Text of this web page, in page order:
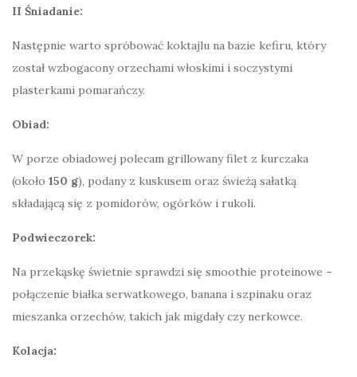
II Śniadanie:
Następnie warto spróbować koktajlu na bazie kefiru, który
został wzbogacony orzechami włoskimi i soczystymi
plasterkami pomarańczy.
Obiad:
W porze obiadowej polecam grillowany filet z kurczaka
(około 150 g), podany z kuskusem oraz świeżą sałatką
składającą się z pomidorów, ogórków i rukoli.
Podwieczorek:
Na przekąskę świetnie sprawdzi się smoothie proteinowe –
połączenie białka serwatkowego, banana i szpinaku oraz
mieszanka orzechów, takich jak migdały czy nerkowce.
Kolacja: